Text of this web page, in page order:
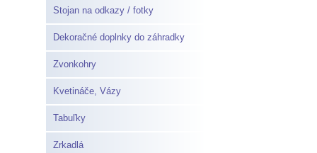
Stojan na odkazy / fotky
Dekoračné doplnky do záhradky
Zvonkohry
Kvetináče, Vázy
Tabuľky
Zrkadlá